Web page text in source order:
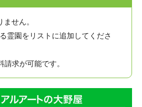
せん。
霊園をリストに追加してくださ
求が可能です。